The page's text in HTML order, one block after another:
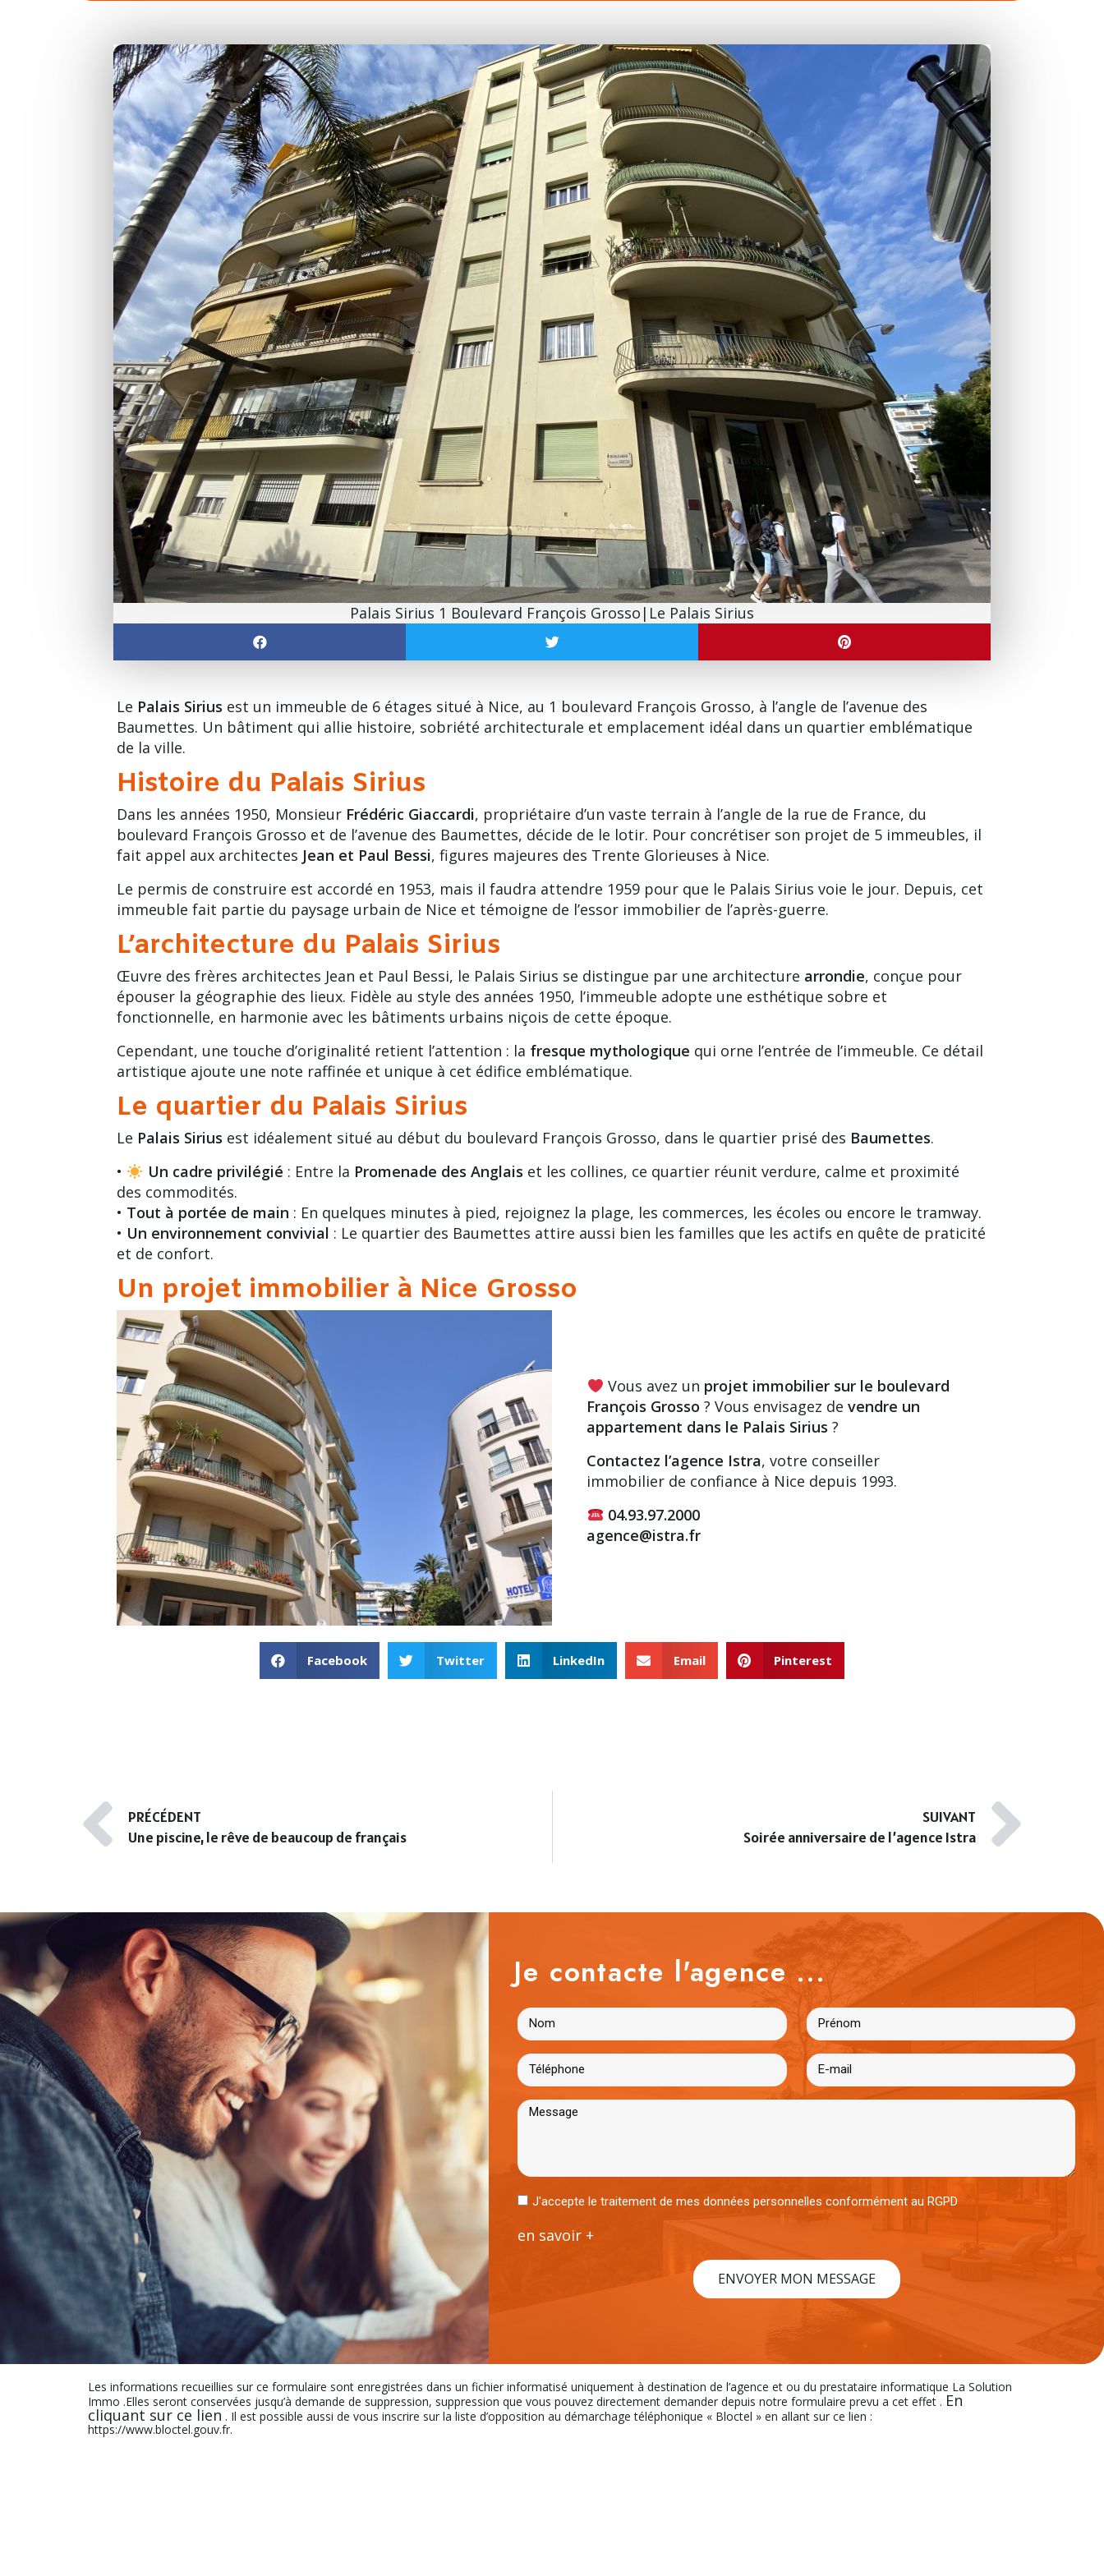
Palais Sirius 1 Boulevard François Grosso|Le Palais Sirius
Le Palais Sirius est un immeuble de 6 étages situé à Nice, au 1 boulevard François Grosso, à l’angle de l’avenue des
Baumettes. Un bâtiment qui allie histoire, sobriété architecturale et emplacement idéal dans un quartier emblématique
de la ville.
Histoire du Palais Sirius
Dans les années 1950, Monsieur Frédéric Giaccardi, propriétaire d’un vaste terrain à l’angle de la rue de France, du
boulevard François Grosso et de l’avenue des Baumettes, décide de le lotir. Pour concrétiser son projet de 5 immeubles, il
fait appel aux architectes Jean et Paul Bessi, figures majeures des Trente Glorieuses à Nice.
Le permis de construire est accordé en 1953, mais il faudra attendre 1959 pour que le Palais Sirius voie le jour. Depuis, cet
immeuble fait partie du paysage urbain de Nice et témoigne de l’essor immobilier de l’après-guerre.
L’architecture du Palais Sirius
Œuvre des frères architectes Jean et Paul Bessi, le Palais Sirius se distingue par une architecture arrondie, conçue pour
épouser la géographie des lieux. Fidèle au style des années 1950, l’immeuble adopte une esthétique sobre et
fonctionnelle, en harmonie avec les bâtiments urbains niçois de cette époque.
Cependant, une touche d’originalité retient l’attention : la fresque mythologique qui orne l’entrée de l’immeuble. Ce détail
artistique ajoute une note raffinée et unique à cet édifice emblématique.
Le quartier du Palais Sirius
Le Palais Sirius est idéalement situé au début du boulevard François Grosso, dans le quartier prisé des Baumettes.
•
Un cadre privilégié : Entre la Promenade des Anglais et les collines, ce quartier réunit verdure, calme et proximité
des commodités.
• Tout à portée de main : En quelques minutes à pied, rejoignez la plage, les commerces, les écoles ou encore le tramway.
• Un environnement convivial : Le quartier des Baumettes attire aussi bien les familles que les actifs en quête de praticité
et de confort.
Un projet immobilier à Nice Grosso
Vous avez un projet immobilier sur le boulevard
François Grosso ? Vous envisagez devendre un
appartement dans le Palais Sirius ?
Contactez l’agence Istra, votre conseiller
immobilier de confiance à Nice depuis 1993.
04.93.97.2000
agence@istra.fr
Facebook Twitter LinkedIn Email Pinterest
PRÉCÉDENT
Une piscine, le rêve de beaucoup de français
SUIVANT
Soirée anniversaire de l’agence Istra
Je contacte l'agence ...
J'accepte le traitement de mes données personnelles conformément au RGPD
en savoir +
ENVOYER MON MESSAGE
Les informations recueillies sur ce formulaire sont enregistrées dans un fichier informatisé uniquement à destination de l’agence et ou du prestataire informatique La Solution
Immo .Elles seront conservées jusqu’à demande de suppression, suppression que vous pouvez directement demander depuis notre formulaire prevu a cet effet . En
cliquant sur ce lien . Il est possible aussi de vous inscrire sur la liste d’opposition au démarchage téléphonique « Bloctel » en allant sur ce lien :
https://www.bloctel.gouv.fr.